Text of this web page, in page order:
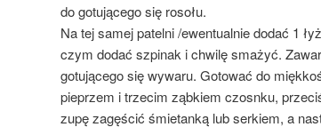
do gotującego się rosołu.
Na tej samej patelni /ewentualnie dodać 1
czym dodać szpinak i chwilę smażyć.
gotującego się wywaru. Gotować do
pieprzem i trzecim ząbkiem czosnku,
zupę zagęścić śmietanką lub serkiem, a